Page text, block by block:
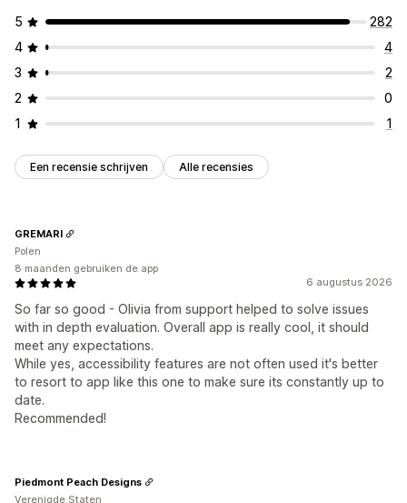
5
282
4
4
3
2
2
0
1
1
Een recensie schrijven Alle recensies
6 augustus 2026
So far so good - Olivia from support helped to solve issues
with in depth evaluation. Overall app is really cool, it should
meet any expectations.
While yes, accessibility features are not often used it's better
to resort to app like this one to make sure its constantly up to
date.
Recommended!
GREMARI
Polen
8 maanden gebruiken de app
Piedmont Peach Designs
Verenigde Staten